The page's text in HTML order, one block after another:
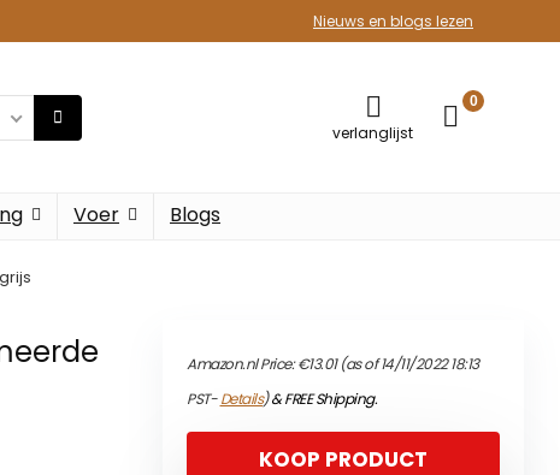
Nieuws en blogs lezen
verlanglijst
0
Voer Blogs
Amazon.nl Price:€13.01(as of 14/11/2022 18:13
PST-Details)&FREE Shipping.
KOOP PRODUCT